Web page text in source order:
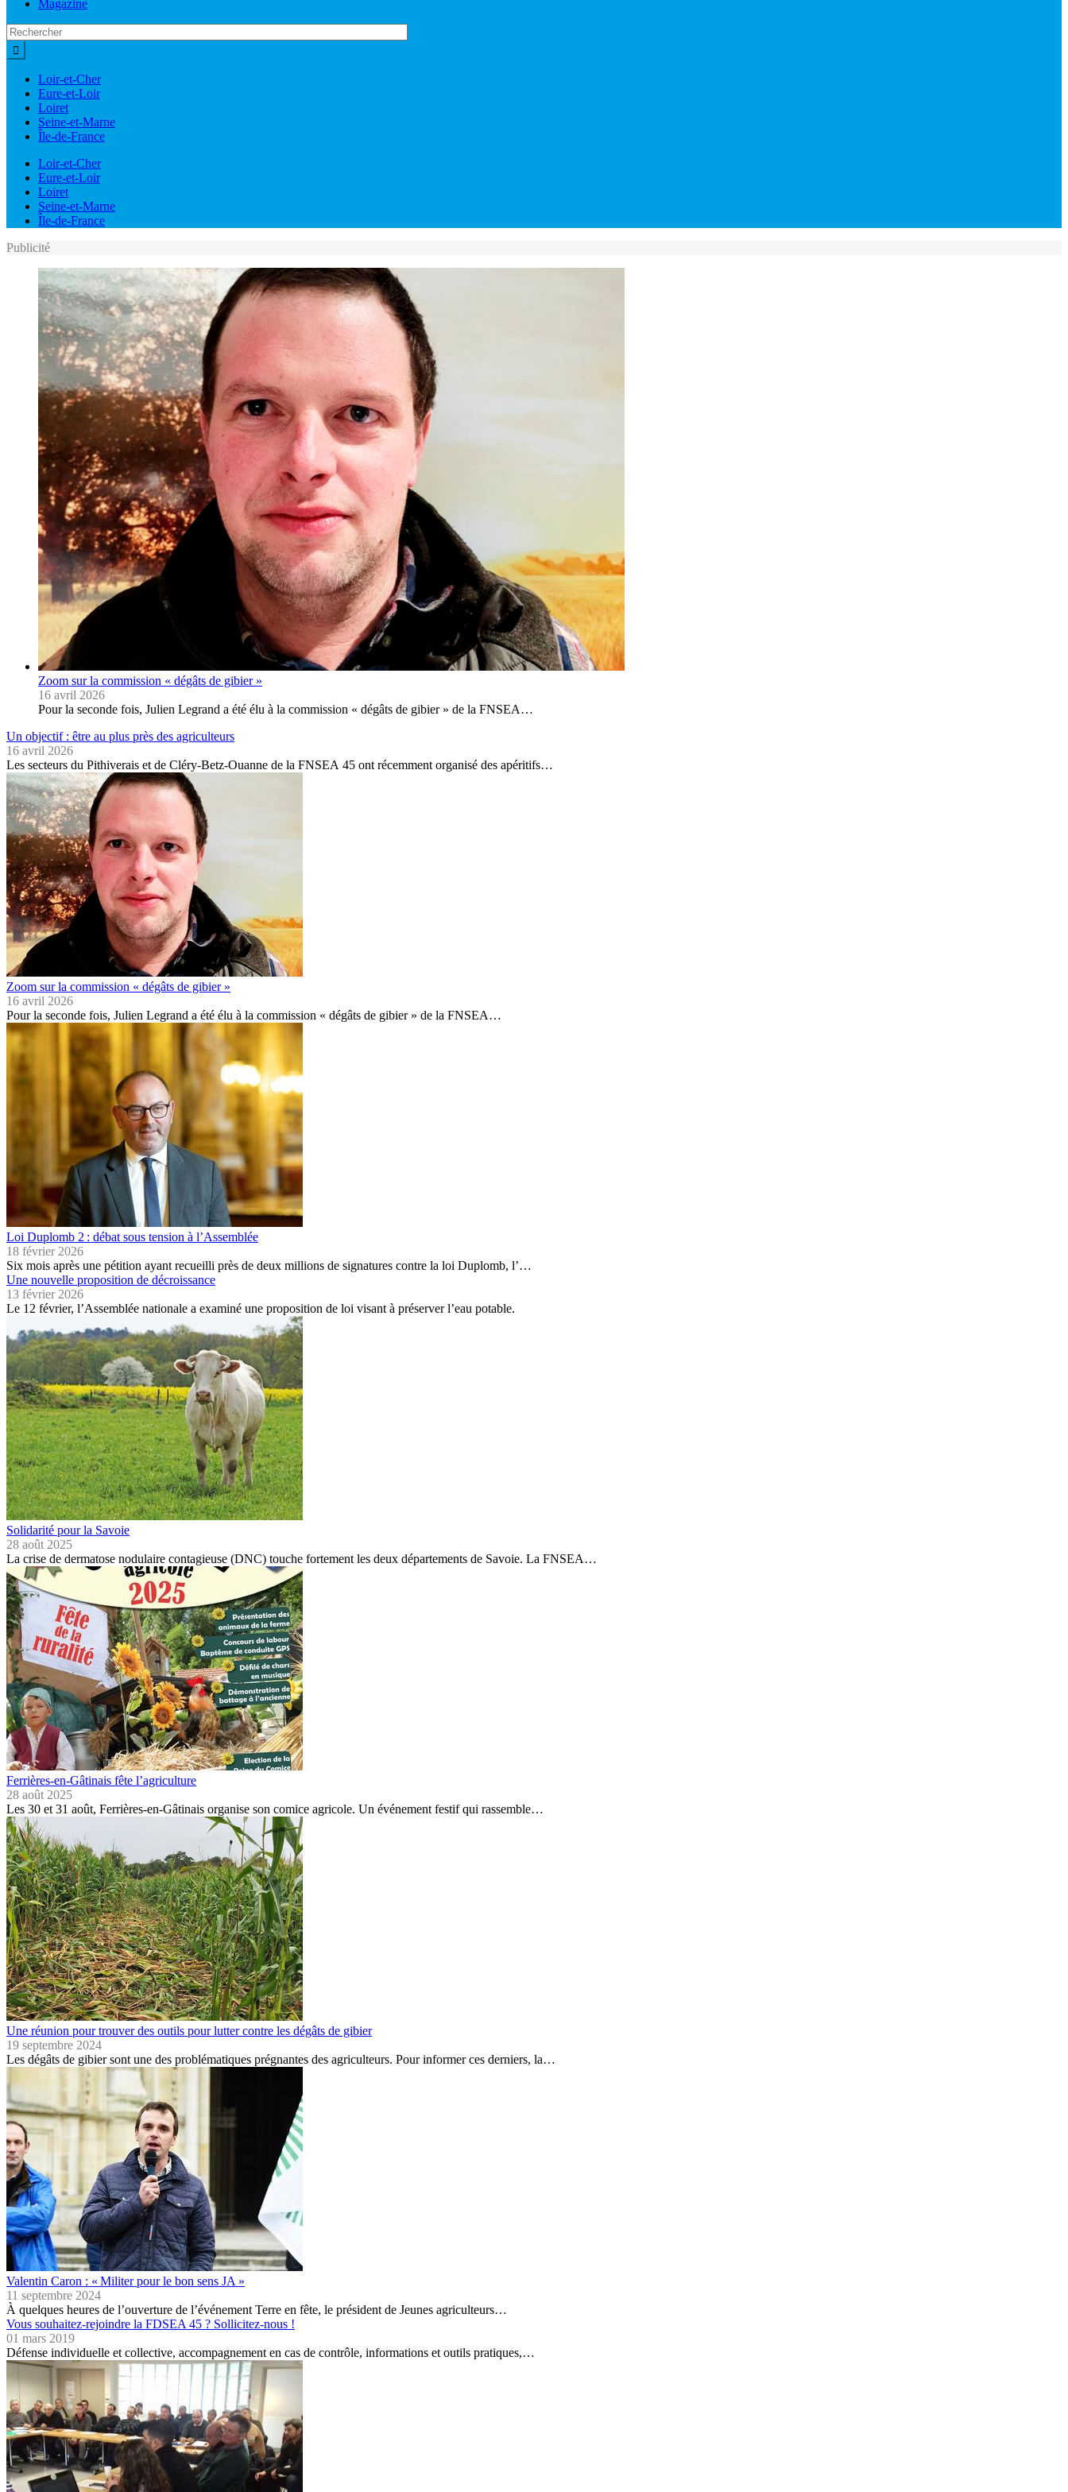
Magazine
Loir-et-Cher
Eure-et-Loir
Loiret
Seine-et-Marne
Île-de-France
Loir-et-Cher
Eure-et-Loir
Loiret
Seine-et-Marne
Île-de-France
Publicité
Zoom sur la commission « dégâts de gibier »
16 avril 2026
Pour la seconde fois, Julien Legrand a été élu à la commission « dégâts de gibier » de la FNSEA…
Un objectif : être au plus près des agriculteurs
16 avril 2026
Les secteurs du Pithiverais et de Cléry‑Betz‑Ouanne de la FNSEA 45 ont récemment organisé des apéritifs…
Zoom sur la commission « dégâts de gibier »
16 avril 2026
Pour la seconde fois, Julien Legrand a été élu à la commission « dégâts de gibier » de la FNSEA…
Loi Duplomb 2 : débat sous tension à l’Assemblée
18 février 2026
Six mois après une pétition ayant recueilli près de deux millions de signatures contre la loi Duplomb, l’…
Une nouvelle proposition de décroissance
13 février 2026
Le 12 février, l’Assemblée nationale a examiné une proposition de loi visant à préserver l’eau potable.
Solidarité pour la Savoie
28 août 2025
La crise de dermatose nodulaire contagieuse (DNC) touche fortement les deux départements de Savoie. La FNSEA…
Ferrières-en-Gâtinais fête l’agriculture
28 août 2025
Les 30 et 31 août, Ferrières-en-Gâtinais organise son comice agricole. Un événement festif qui rassemble…
Une réunion pour trouver des outils pour lutter contre les dégâts de gibier
19 septembre 2024
Les dégâts de gibier sont une des problématiques prégnantes des agriculteurs. Pour informer ces derniers, la…
Valentin Caron : « Militer pour le bon sens JA »
11 septembre 2024
À quelques heures de l’ouverture de l’événement Terre en fête, le président de Jeunes agriculteurs…
Vous souhaitez-rejoindre la FDSEA 45 ? Sollicitez-nous !
01 mars 2019
Défense individuelle et collective, accompagnement en cas de contrôle, informations et outils pratiques,…